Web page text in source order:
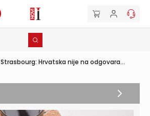
Strasbourg: Hrvatska nije na odgovara...